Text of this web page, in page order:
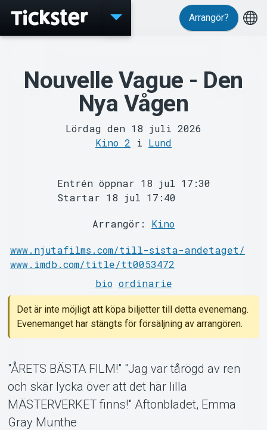
Evenemang
MyTickster
Support
Arrangör?
Nouvelle Vague - Den
Nya Vågen
Lördag den 18 juli 2026
Kino 2 i Lund
Entrén öppnar 18 jul 17:30
Startar 18 jul 17:40
Arrangör: Kino
www.njutafilms.com/till-sista-andetaget/
www.imdb.com/title/tt0053472
bio ordinarie
Det är inte möjligt att köpa biljetter till detta evenemang.
Evenemanget har stängts för försäljning av arrangören.
"ÅRETS BÄSTA FILM!" "Jag var tårögd av ren
och skär lycka över att det här lilla
MÄSTERVERKET finns!" Aftonbladet, Emma
Gray Munthe